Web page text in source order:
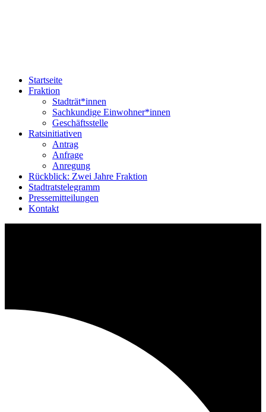
Startseite
Fraktion
Stadträt*innen
Sachkundige Einwohner*innen
Geschäftsstelle
Ratsinitiativen
Antrag
Anfrage
Anregung
Rückblick: Zwei Jahre Fraktion
Stadtratstelegramm
Pressemitteilungen
Kontakt